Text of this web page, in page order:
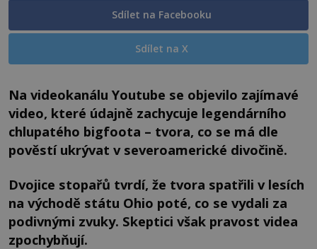
Sdílet na Facebooku
Sdílet na X
Na videokanálu Youtube se objevilo zajímavé
video, které údajně zachycuje legendárního
chlupatého bigfoota – tvora, co se má dle
pověstí ukrývat v severoamerické divočině.
Dvojice stopařů tvrdí, že tvora spatřili v lesích
na východě státu Ohio poté, co se vydali za
podivnými zvuky. Skeptici však pravost videa
zpochybňují.